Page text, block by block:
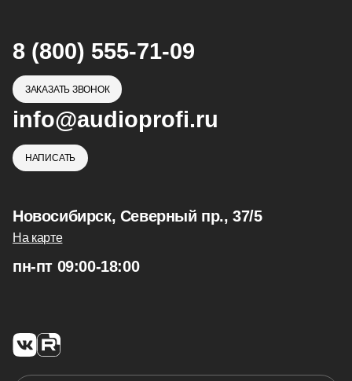
8 (800) 555-71-09
ЗАКАЗАТЬ ЗВОНОК
info@audioprofi.ru
НАПИСАТЬ
Новосибирск, Северный пр., 37/5
На карте
пн-пт 09:00-18:00